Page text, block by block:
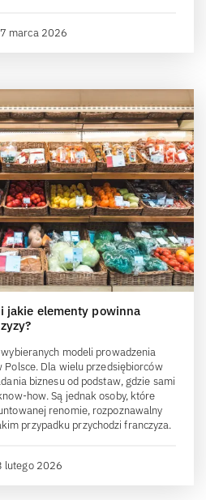
marca 2026
jakie elementy powinna
modeli prowadzenia
Polsce. Dla wielu przedsiębiorców
biznesu od podstaw, gdzie sami
how. Są jednak osoby, które
renomie, rozpoznawalny
przypadku przychodzi franczyza.
lutego 2026